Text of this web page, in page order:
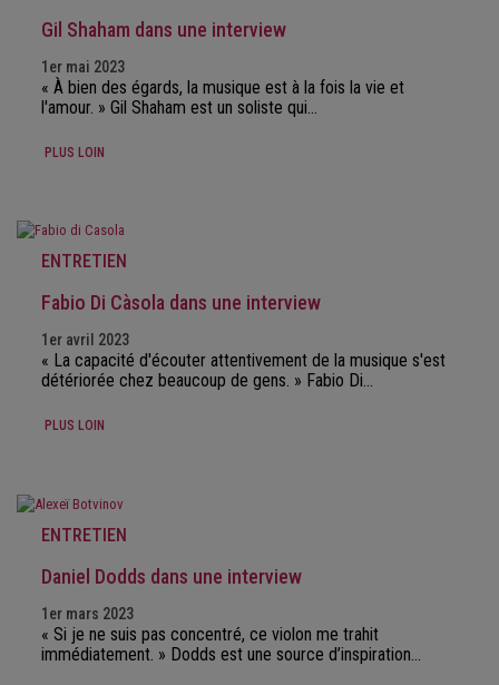
Gil Shaham dans une interview
1er mai 2023
« À bien des égards, la musique est à la fois la vie et
l'amour. » Gil Shaham est un soliste qui…
PLUS LOIN
ENTRETIEN
Fabio Di Càsola dans une interview
1er avril 2023
« La capacité d'écouter attentivement de la musique s'est
détériorée chez beaucoup de gens. » Fabio Di…
PLUS LOIN
ENTRETIEN
Daniel Dodds dans une interview
1er mars 2023
« Si je ne suis pas concentré, ce violon me trahit
immédiatement. » Dodds est une source d’inspiration…